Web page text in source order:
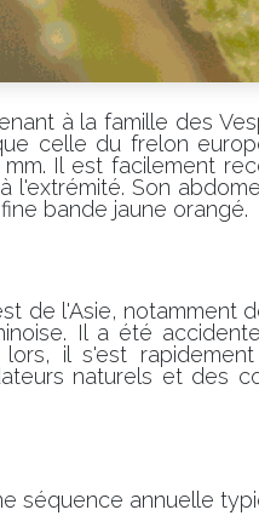
à la famille des
celle du frelon
Il est facilement
l'extrémité. Son
bande jaune orangé.
de l'Asie, notamment
Il a été
il s'est
naturels et des
séquence annuelle